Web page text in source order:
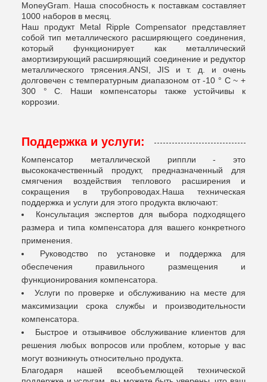
MoneyGram. Наша способность к поставкам составляет
1000 наборов в месяц.
Наш продукт Metal Ripple Compensator представляет
собой тип металлического расширяющего соединения,
который функционирует как металлический
амортизирующий расширяющий соединение и редуктор
металлического трясения.ANSI, JIS и т. д. и очень
долговечен с температурным диапазоном от -10 ° C ~ +
300 ° C. Наши компенсаторы также устойчивы к
коррозии.
Поддержка и услуги:
Компенсатор металлической риппли - это
высококачественный продукт, предназначенный для
смягчения воздействия теплового расширения и
сокращения в трубопроводах.Наша техническая
поддержка и услуги для этого продукта включают:
Консультация экспертов для выбора подходящего
размера и типа компенсатора для вашего конкретного
применения.
Руководство по установке и поддержка для
обеспечения правильного размещения и
функционирования компенсатора.
Услуги по проверке и обслуживанию на месте для
максимизации срока службы и производительности
компенсатора.
Быстрое и отзывчивое обслуживание клиентов для
решения любых вопросов или проблем, которые у вас
могут возникнуть относительно продукта.
Благодаря нашей всеобъемлющей технической